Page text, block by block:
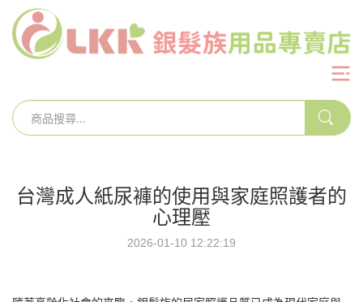
台灣成人紙尿褲的使用與家庭照護者的
心理壓
2026-01-10 12:22:19